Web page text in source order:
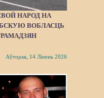
НАРОД НА
ВОБЛАСЦЬ
Аўторак, 14 Ліпень 2026